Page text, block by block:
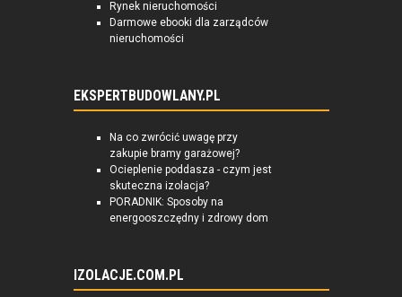
Rynek nieruchomości
Darmowe ebooki dla zarządców
nieruchomości
EKSPERTBUDOWLANY.PL
Na co zwrócić uwagę przy
zakupie bramy garażowej?
Ocieplenie poddasza - czym jest
skuteczna izolacja?
PORADNIK: Sposoby na
energooszczędny i zdrowy dom
IZOLACJE.COM.PL